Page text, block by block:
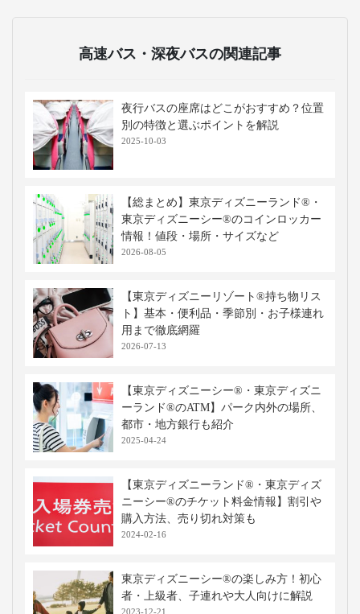
高速バス・深夜バスの関連記事
夜行バスの座席はどこがおすすめ？位置
別の特徴と選ぶポイントを解説
2025-10-03
【総まとめ】東京ディズニーランド®・
東京ディズニーシー®のコインロッカー
情報！値段・場所・サイズなど
2026-08-05
【東京ディズニーリゾート®持ち物リス
ト】基本・便利品・季節別・お子様連れ
用まで徹底網羅
2026-07-13
【東京ディズニーシー®・東京ディズニ
ーランド®のATM】パーク内外の場所、
都市・地方銀行も紹介
2025-04-24
【東京ディズニーランド®・東京ディズ
ニーシー®のチケット料金情報】割引や
購入方法、売り切れ対策も
2024-02-16
東京ディズニーシー®の楽しみ方！初心
者・上級者、子連れや大人向けに解説
2023-12-21